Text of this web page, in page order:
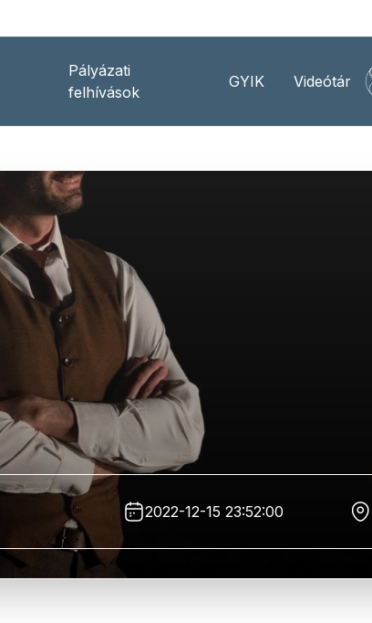
Pályázati
felhívások
GYIK Videótár
2022-12-15 23:52:00